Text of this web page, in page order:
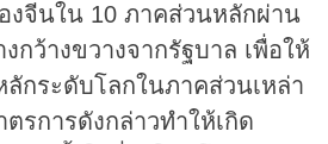
งจีนใน 10 ภาคส่วนหลักผ่าน
กว้างขวางจากรัฐบาล เพื่อให้
กระดับโลกในภาคส่วนเหล่า
รการดังกล่าวทำให้เกิด